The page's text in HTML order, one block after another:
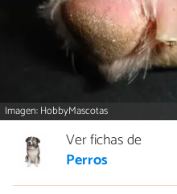
Imagen: HobbyMascotas
Ver fichas de
Perros